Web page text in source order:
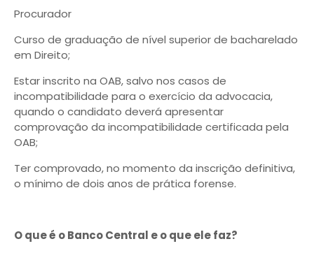
Procurador
Curso de graduação de nível superior de bacharelado
em Direito;
Estar inscrito na OAB, salvo nos casos de
incompatibilidade para o exercício da advocacia,
quando o candidato deverá apresentar
comprovação da incompatibilidade certificada pela
OAB;
Ter comprovado, no momento da inscrição definitiva,
o mínimo de dois anos de prática forense.
O que é o Banco Central e o que ele faz?